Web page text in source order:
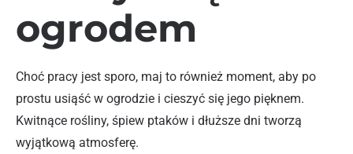
ogrodem
Choć pracy jest sporo, maj to również moment, aby po
prostu usiąść w ogrodzie i cieszyć się jego pięknem.
Kwitnące rośliny, śpiew ptaków i dłuższe dni tworzą
wyjątkową atmosferę.